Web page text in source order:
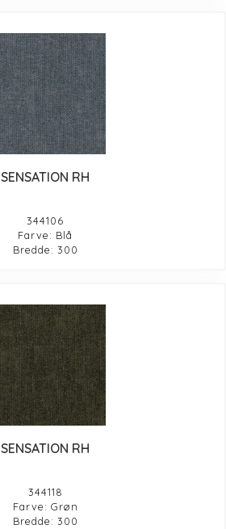
SENSATION RH
344106
Farve: Blå
Bredde: 300
SENSATION RH
344118
Farve: Grøn
Bredde: 300